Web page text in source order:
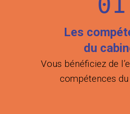
Les
du
Vous bénéficiez de
compétences